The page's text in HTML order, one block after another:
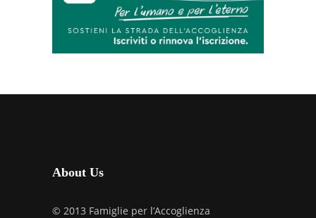
About Us
© 2013 Famiglie per l’Accoglienza